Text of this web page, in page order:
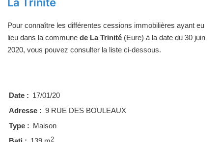
Pour connaître les différentes cessions immobilières ayant eu
lieu dans la commune de La Trinité (Eure) à la date du 30 juin
2020, vous pouvez consulter la liste ci-dessous.
Date : 17/01/20
Adresse : 9 RUE DES BOULEAUX
Type : Maison
2